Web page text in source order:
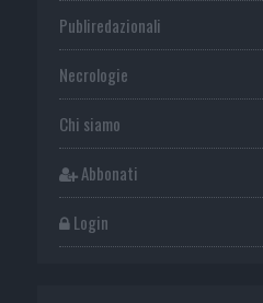
Publiredazionali
Necrologie
Chi siamo
Abbonati
Login